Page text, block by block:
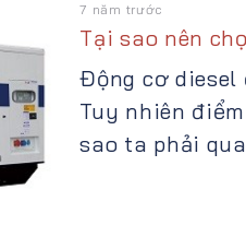
7 năm trước
Tại sao nên
Động cơ diesel
Tuy nhiên
sao ta phải